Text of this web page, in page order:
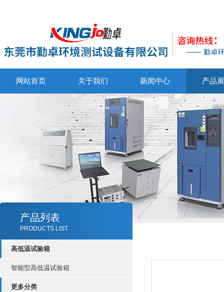
网站首页 关于我们 新闻中心 产品
产品列表
PRODUCTS LIST
高低温试验箱
智能型高低温试验箱
更多分类